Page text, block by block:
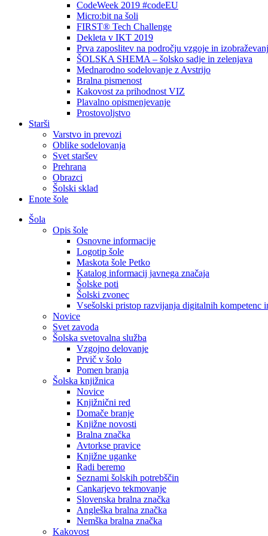
CodeWeek 2019 #codeEU
Micro:bit na šoli
FIRST® Tech Challenge
Dekleta v IKT 2019
Prva zaposlitev na področju vzgoje in
ŠOLSKA SHEMA – šolsko sadje in zelenjava
Mednarodno sodelovanje z Avstrijo
Bralna pismenost
Kakovost za prihodnost VIZ
Plavalno opismenjevanje
Prostovoljstvo
Starši
Varstvo in prevozi
Oblike sodelovanja
Svet staršev
Prehrana
Obrazci
Šolski sklad
Enote šole
Šola
Opis šole
Osnovne informacije
Logotip šole
Maskota šole Petko
Katalog informacij javnega značaja
Šolske poti
Šolski zvonec
Vsešolski pristop razvijanja digitalnih kompetenc
Novice
Svet zavoda
Šolska svetovalna služba
Vzgojno delovanje
Prvič v šolo
Pomen branja
Šolska knjižnica
Novice
Knjižnični red
Domače branje
Knjižne novosti
Bralna značka
Avtorkse pravice
Knjižne uganke
Radi beremo
Seznami šolskih potrebščin
Cankarjevo tekmovanje
Slovenska bralna značka
Angleška bralna značka
Nemška bralna značka
Kakovost